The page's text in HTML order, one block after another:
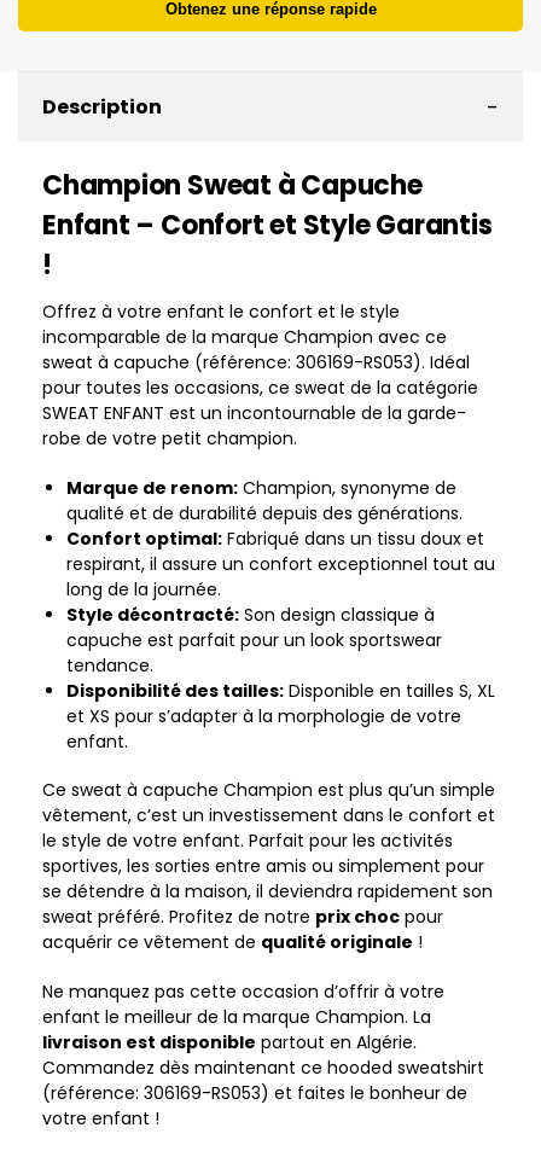
Obtenez une réponse rapide
Description -
Champion Sweat à Capuche
Enfant – Confort et Style Garantis
!
Offrez à votre enfant le confort et le style
incomparable de la marque Champion avec ce
sweat à capuche (référence: 306169-RS053). Idéal
pour toutes les occasions, ce sweat de la catégorie
SWEAT ENFANT est un incontournable de la garde-
robe de votre petit champion.
Marque de renom: Champion, synonyme de
qualité et de durabilité depuis des générations.
Confort optimal: Fabriqué dans un tissu doux et
respirant, il assure un confort exceptionnel tout au
long de la journée.
Style décontracté: Son design classique à
capuche est parfait pour un look sportswear
tendance.
Disponibilité des tailles: Disponible en tailles S, XL
et XS pour s’adapter à la morphologie de votre
enfant.
Ce sweat à capuche Champion est plus qu’un simple
vêtement, c’est un investissement dans le confort et
le style de votre enfant. Parfait pour les activités
sportives, les sorties entre amis ou simplement pour
se détendre à la maison, il deviendra rapidement son
sweat préféré. Profitez de notre prix choc pour
acquérir ce vêtement de qualité originale !
Ne manquez pas cette occasion d’offrir à votre
enfant le meilleur de la marque Champion. La
livraison est disponible partout en Algérie.
Commandez dès maintenant ce hooded sweatshirt
(référence: 306169-RS053) et faites le bonheur de
votre enfant !